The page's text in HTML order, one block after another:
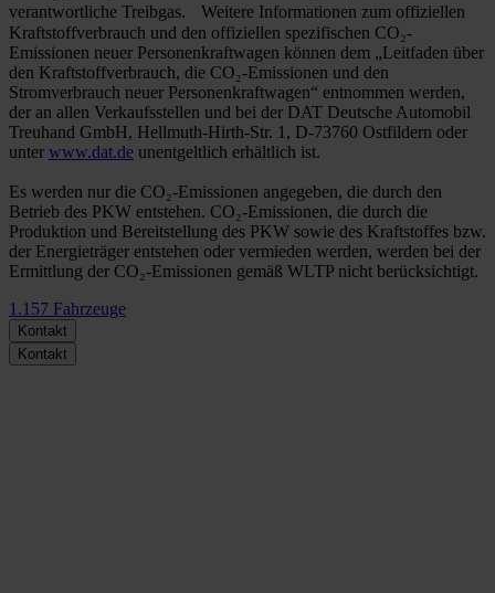
verantwortliche Treibgas. Weitere Informationen zum offiziellen
Kraftstoffverbrauch und den offiziellen spezifischen CO₂-
Emissionen neuer Personenkraftwagen können dem „Leitfaden über
den Kraftstoffverbrauch, die CO₂-Emissionen und den
Stromverbrauch neuer Personenkraftwagen“ entnommen werden,
der an allen Verkaufsstellen und bei der DAT Deutsche Automobil
Treuhand GmbH, Hellmuth-Hirth-Str. 1, D-73760 Ostfildern oder
unter www.dat.de unentgeltlich erhältlich ist.
Es werden nur die CO₂-Emissionen angegeben, die durch den
Betrieb des PKW entstehen. CO₂-Emissionen, die durch die
Produktion und Bereitstellung des PKW sowie des Kraftstoffes bzw.
der Energieträger entstehen oder vermieden werden, werden bei der
Ermittlung der CO₂-Emissionen gemäß WLTP nicht berücksichtigt.
1.157 Fahrzeuge
Kontakt
Kontakt